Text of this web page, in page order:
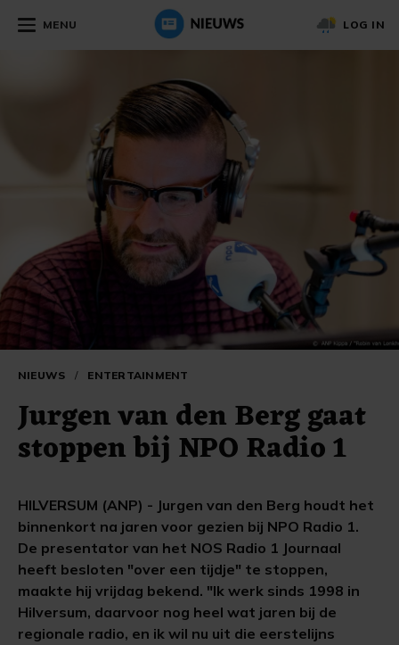
MENU LOG IN
NIEUWS / ENTERTAINMENT
Jurgen van den Berg gaat
stoppen bij NPO Radio 1
HILVERSUM (ANP) - Jurgen van den Berg houdt het
binnenkort na jaren voor gezien bij NPO Radio 1.
De presentator van het NOS Radio 1 Journaal
heeft besloten "over een tijdje" te stoppen,
maakte hij vrijdag bekend. "Ik werk sinds 1998 in
Hilversum, daarvoor nog heel wat jaren bij de
regionale radio, en ik wil nu uit die eerstelijns